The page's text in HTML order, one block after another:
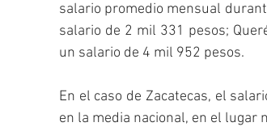
salario promedio mensual
salario de 2 mil 331 pesos;
un salario de 4 mil 952 pesos.
En el caso de Zacatecas, el
en la media nacional, en el lugar